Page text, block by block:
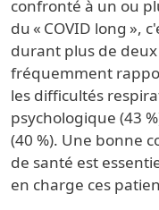
confronté à un ou
du « COVID long »,
durant plus de
fréquemment
les difficultés
psychologique (43
(40 %). Une bonne
de santé est
en charge ces